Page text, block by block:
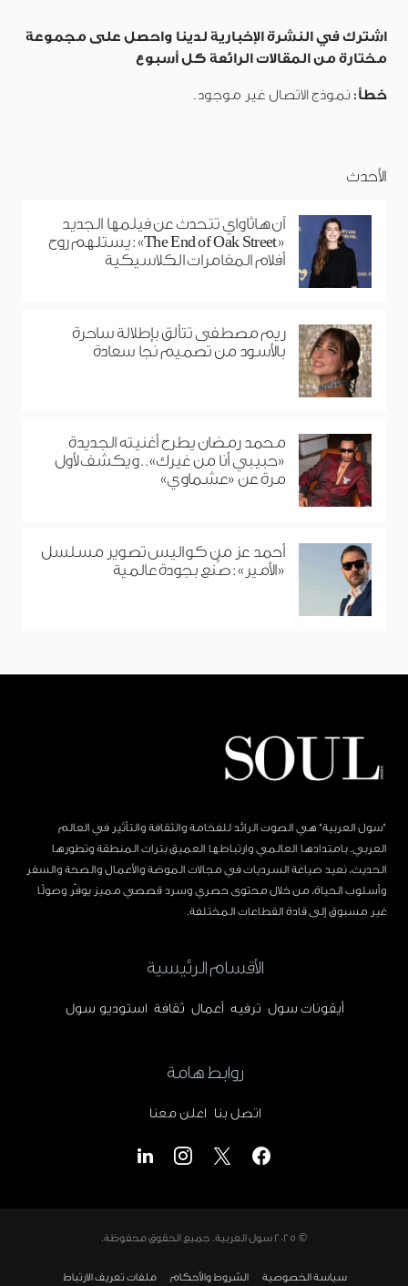
اشترك في النشرة الإخبارية لدينا واحصل على مجموعة
مختارة من المقالات الرائعة كل أسبوع
خطأ: نموذج الاتصال غير موجود.
الأحدث
آن هاثاواي تتحدث عن فيلمها الجديد
«The End of Oak Street»: يستلهم روح
أفلام المغامرات الكلاسيكية
ريم مصطفى تتألق بإطلالة ساحرة
بالأسود من تصميم نجا سعادة
محمد رمضان يطرح أغنيته الجديدة
«حبيبي أنا من غيرك».. ويكشف لأول
مرة عن «عشماوي»
أحمد عز من كواليس تصوير مسلسل
«الأمير»: صُنع بجودة عالمية
"سول العربية" هي الصوت الرائد للفخامة والثقافة والتأثير في العالم
العربي. بامتدادها العالمي وارتباطها العميق بتراث المنطقة وتطورها
الحديث، نعيد صياغة السرديات في مجالات الموضة والأعمال والصحة والسفر
وأسلوب الحياة، من خلال محتوى حصري وسرد قصصي مميز يوفّر وصولًا
غير مسبوق إلى قادة القطاعات المختلفة.
الأقسام الرئيسية
أيقونات سول ترفيه أعمال ثقافة استوديو سول
روابط هامة
اتصل بنا اعلن معنا
© 2025 سول العربية. جميع الحقوق محفوظة.
سياسة الخصوصية الشروط والأحكام ملفات تعريف الارتباط